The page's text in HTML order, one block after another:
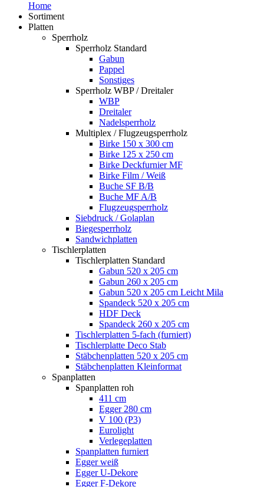
Home
Sortiment
Platten
Sperrholz
Sperrholz Standard
Gabun
Pappel
Sonstiges
Sperrholz WBP / Dreitaler
WBP
Dreitaler
Nadelsperrholz
Multiplex / Flugzeugsperrholz
Birke 150 x 300 cm
Birke 125 x 250 cm
Birke Deckfurnier MF
Birke Film / Weiß
Buche SF B/B
Buche MF A/B
Flugzeugsperrholz
Siebdruck / Golaplan
Biegesperrholz
Sandwichplatten
Tischlerplatten
Tischlerplatten Standard
Gabun 520 x 205 cm
Gabun 260 x 205 cm
Gabun 520 x 205 cm Leicht Mila
Spandeck 520 x 205 cm
HDF Deck
Spandeck 260 x 205 cm
Tischlerplatten 5-fach (furniert)
Tischlerplatte Deco Stab
Stäbchenplatten 520 x 205 cm
Stäbchenplatten Kleinformat
Spanplatten
Spanplatten roh
411 cm
Egger 280 cm
V 100 (P3)
Eurolight
Verlegeplatten
Spanplatten furniert
Egger weiß
Egger U-Dekore
Egger F-Dekore